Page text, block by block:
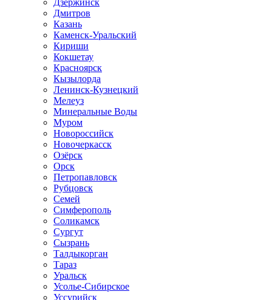
Дзержинск
Дмитров
Казань
Каменск-Уральский
Кириши
Кокшетау
Красноярск
Кызылорда
Ленинск-Кузнецкий
Мелеуз
Минеральные Воды
Муром
Новороссийск
Новочеркасск
Озёрск
Орск
Петропавловск
Рубцовск
Семей
Симферополь
Соликамск
Сургут
Сызрань
Талдыкорган
Тараз
Уральск
Усолье-Сибирское
Уссурийск